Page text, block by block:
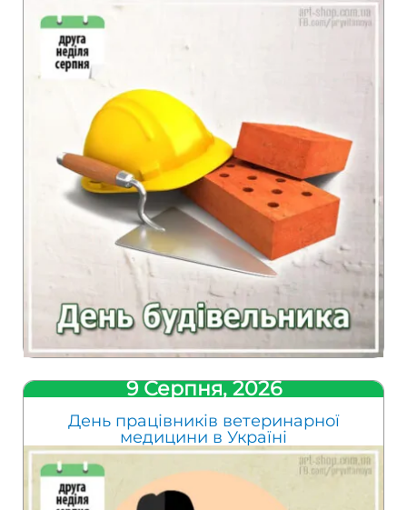
9 Серпня, 2026
День працівників ветеринарної
медицини в Україні